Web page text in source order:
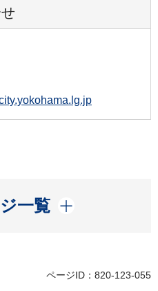
一覧
開く
ページID：820-123-055